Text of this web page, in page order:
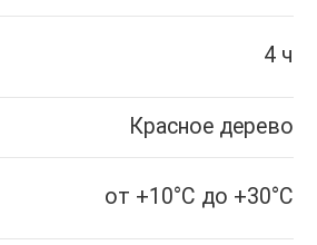
4 ч
Красное дерево
от +10°С до +30°С